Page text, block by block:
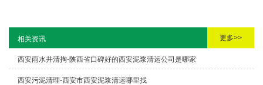
相关资讯 更多>>
西安雨水井清掏-陕西省口碑好的西安泥浆清运公司是哪家
西安污泥清理-西安市西安泥浆清运哪里找